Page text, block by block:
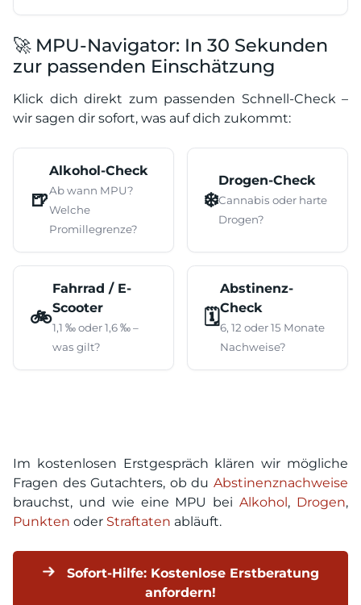
🚀 MPU-Navigator: In 30 Sekunden
zur passenden Einschätzung
Klick dich direkt zum passenden Schnell-Check –
wir sagen dir sofort, was auf dich zukommt:
🍺
Alkohol-Check
Ab wann MPU?
Welche
Promillegrenze?
❄️
Drogen-Check
Cannabis oder harte
Drogen?
🚲
Fahrrad / E-
Scooter
1,1 ‰ oder 1,6 ‰ –
was gilt?
🗓️
Abstinenz-
Check
6, 12 oder 15 Monate
Nachweise?
Im kostenlosen Erstgespräch klären wir mögliche
Fragen des Gutachters, ob du Abstinenznachweise
brauchst, und wie eine MPU beiAlkohol, Drogen,
Punkten oder Straftaten abläuft.
Sofort-Hilfe: Kostenlose Erstberatung
anfordern!